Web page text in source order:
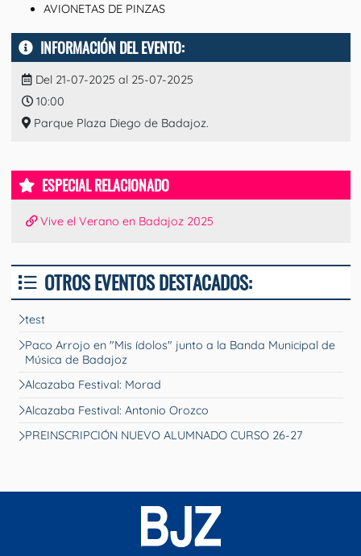
AVIONETAS DE PINZAS
INFORMACIÓN DEL EVENTO:
Del 21-07-2025 al 25-07-2025
10:00
Parque Plaza Diego de Badajoz.
ESPECIAL RELACIONADO
Vive el Verano en Badajoz 2025
OTROS EVENTOS DESTACADOS:
test
Paco Arrojo en "Mis ídolos" junto a la Banda Municipal de
Música de Badajoz
Alcazaba Festival: Morad
Alcazaba Festival: Antonio Orozco
PREINSCRIPCIÓN NUEVO ALUMNADO CURSO 26-27